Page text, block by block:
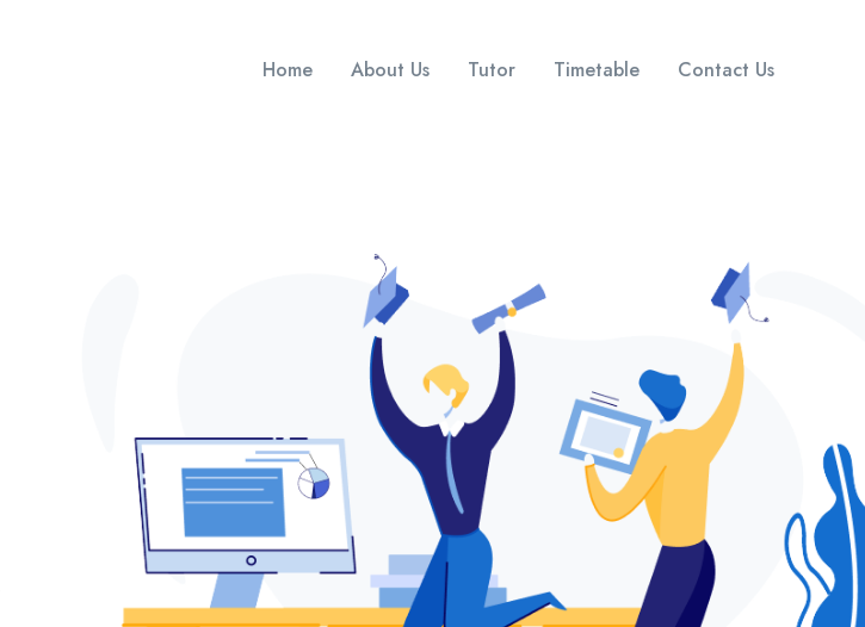
Home About Us Tutor Timetable Contact Us